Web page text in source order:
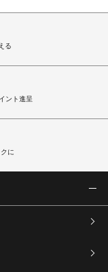
る
ント進呈
に